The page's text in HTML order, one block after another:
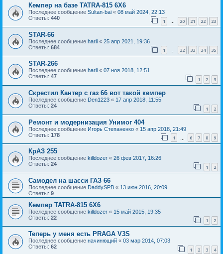
Кемпер на базе TATRA-815 6X6
Последнее сообщение Sultan-bai « 08 май 2024, 22:13
Ответы: 440 1 … 20 21 22 23
STAR-66
Последнее сообщение harli « 25 апр 2021, 19:36
Ответы: 684 1 32 33 34 35
STAR-266
Последнее сообщение harli « 07 ноя 2018, 12:51
Ответы: 47 1 2 3
Скрестил Кантер с газ 66 вот такой кемпер
Последнее сообщение Den1223 « 17 апр 2018, 11:55
Ответы: 24 1 2
Ремонт и модернизация Унимог 404
Последнее сообщение Игорь Степаненко « 15 апр 2018, 21:49
Ответы: 178 1 6 7 8 9
КрАЗ 255
Последнее сообщение killdozer « 26 фев 2017, 16:26
Ответы: 24 1 2
Самодел на шасси ГАЗ 66
Последнее сообщение DaddySPB « 13 июн 2016, 20:09
Ответы: 9
Кемпер TATRA-815 6X6
Последнее сообщение killdozer « 15 май 2015, 19:35
Ответы: 22 1 2
Теперь у меня есть PRAGA V3S
Последнее сообщение начинющий « 03 мар 2014, 07:03
Ответы: 62 1 2 3 4